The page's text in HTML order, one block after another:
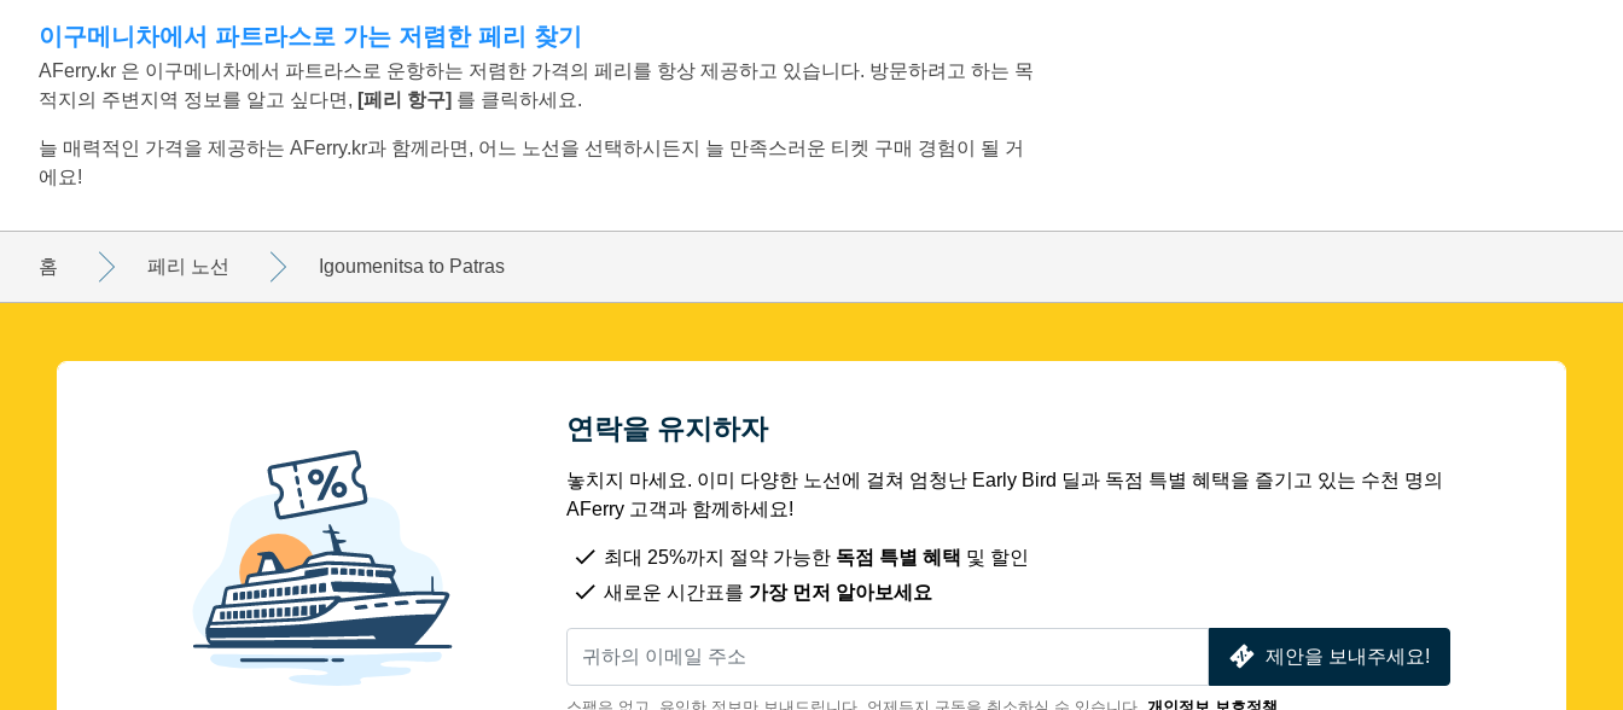
이구메니차에서 파트라스로 가는 저렴한 페리 찾기
AFerry.kr 은 이구메니차에서 파트라스로 운항하는 저렴한 가격의 페리를 항상 제공하고 있습니다. 방문하려고 하는 목
적지의 주변지역 정보를 알고 싶다면, [페리 항구] 를 클릭하세요.
늘 매력적인 가격을 제공하는 AFerry.kr과 함께라면, 어느 노선을 선택하시든지 늘 만족스러운 티켓 구매 경험이 될 거
에요!
홈 페리 노선 Igoumenitsa to Patras
연락을 유지하자
놓치지 마세요. 이미 다양한 노선에 걸쳐 엄청난 Early Bird 딜과 독점 특별 혜택을 즐기고 있는 수천 명의
AFerry 고객과 함께하세요!
최대 25%까지 절약 가능한 독점 특별 혜택 및 할인
새로운 시간표를 가장 먼저 알아보세요
제안을 보내주세요!